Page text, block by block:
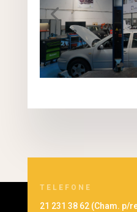
TELEFONE
21 231 38 62 (Cham. p/